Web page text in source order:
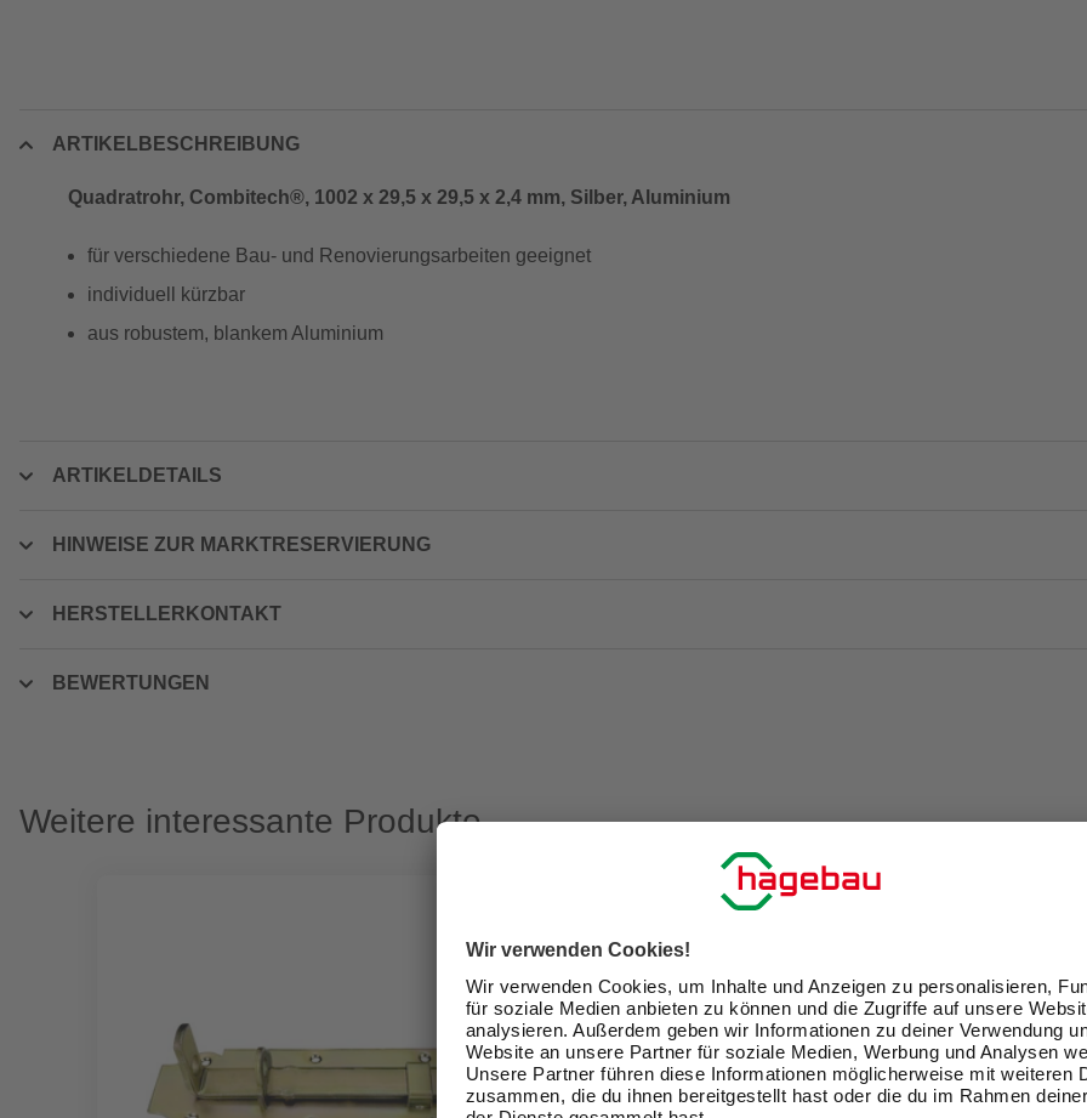
ARTIKELBESCHREIBUNG
Quadratrohr, Combitech®, 1002 x 29,5 x 29,5 x 2,4 mm, Silber, Aluminium
für verschiedene Bau- und Renovierungsarbeiten geeignet
individuell kürzbar
aus robustem, blankem Aluminium
ARTIKELDETAILS
HINWEISE ZUR MARKTRESERVIERUNG
HERSTELLERKONTAKT
BEWERTUNGEN
Weitere interessante Produkte